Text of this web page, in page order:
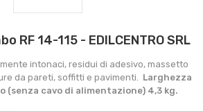
RF 14-115 - EDILCENTRO SRL
intonaci, residui di adesivo, massetto
da pareti, soffitti e pavimenti. Larghezza
(senza cavo di alimentazione) 4,3 kg.